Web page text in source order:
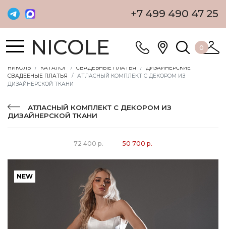
+7 499 490 47 25
NICOLE 0
НИКОЛЬ КАТАЛОГ СВАДЕБНЫЕ ПЛАТЬЯ
ДИЗАЙНЕРСКИЕ
СВАДЕБНЫЕ ПЛАТЬЯ
АТЛАСНЫЙ КОМПЛЕКТ C ДЕКОРОМ ИЗ
ДИЗАЙНЕРСКОЙ ТКАНИ
АТЛАСНЫЙ КОМПЛЕКТ C ДЕКОРОМ ИЗ
ДИЗАЙНЕРСКОЙ ТКАНИ
72 400 р. 50 700 р.
NEW